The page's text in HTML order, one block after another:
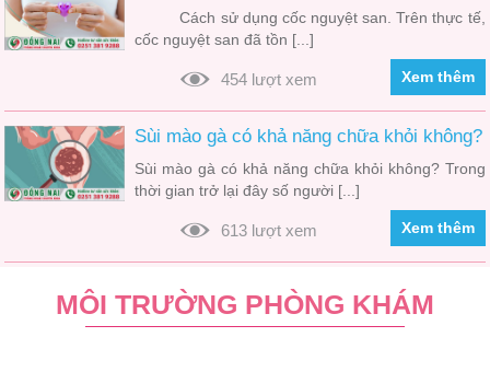
Cách sử dụng cốc nguyệt san. Trên thực tế,
cốc nguyệt san đã tồn [...]
454 lượt xem Xem thêm
Sùi mào gà có khả năng chữa khỏi không?
Sùi mào gà có khả năng chữa khỏi không? Trong
thời gian trở lại đây số người [...]
613 lượt xem Xem thêm
MÔI TRƯỜNG PHÒNG KHÁM